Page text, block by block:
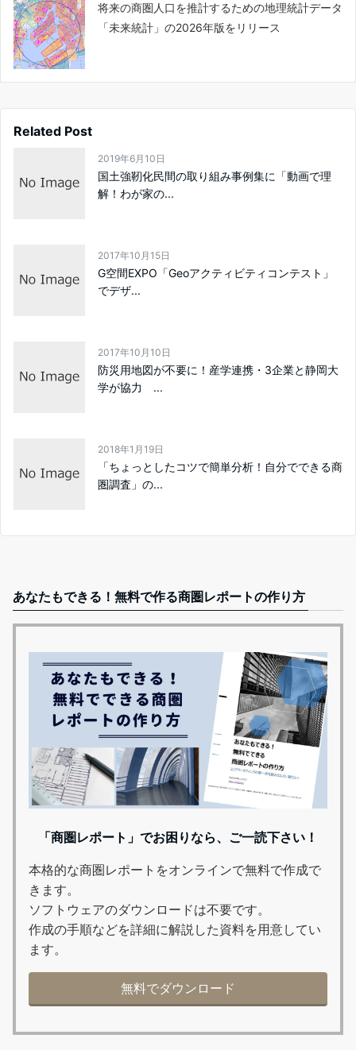
将来の商圏人口を推計するための地理統計データ
「未来統計」の2026年版をリリース
Related Post
2019年6月10日
国土強靭化民間の取り組み事例集に「動画で理
解！わが家の...
2017年10月15日
G空間EXPO「Geoアクティビティコンテスト」
でデザ...
2017年10月10日
防災用地図が不要に！産学連携・3企業と静岡大
学が協力 ...
2018年1月19日
「ちょっとしたコツで簡単分析！自分でできる商
圏調査」の...
あなたもできる！無料で作る商圏レポートの作り方
「商圏レポート」でお困りなら、ご一読下さい！
本格的な商圏レポートをオンラインで無料で作成で
きます。
ソフトウェアのダウンロードは不要です。
作成の手順などを詳細に解説した資料を用意してい
ます。
無料でダウンロード